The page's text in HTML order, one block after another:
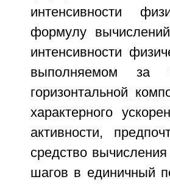
интенсивности
формулу
интенсивности
выполняемом за
горизонтальной
характерного
активности,
средство
шагов в единичный